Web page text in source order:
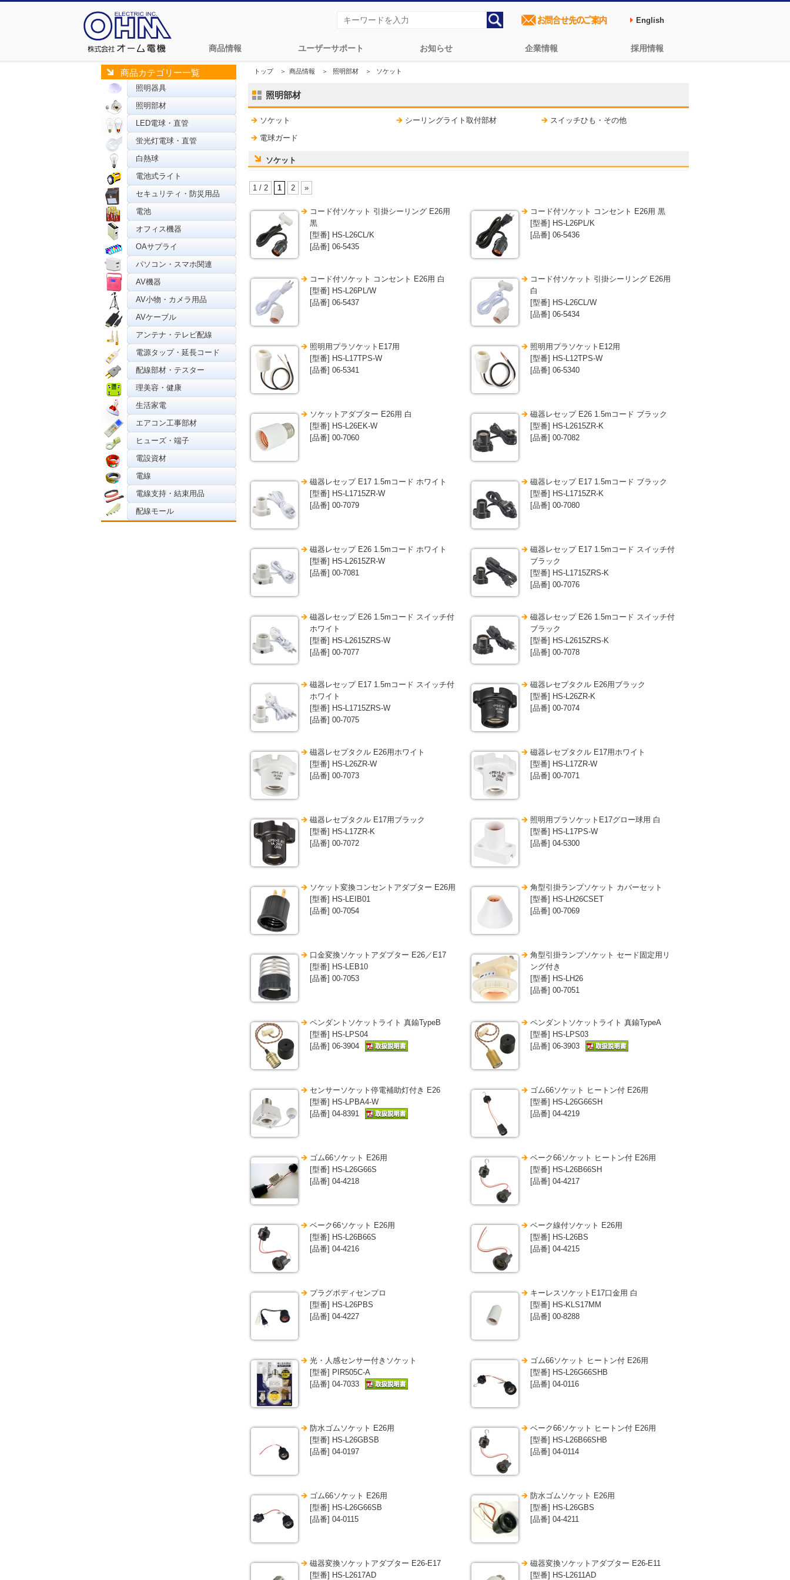
商品情報 ユーザーサポート お知らせ 企業情報 採用情報
English
商品カテゴリー一覧
照明器具
照明部材
LED電球・直管
蛍光灯電球・直管
白熱球
電池式ライト
セキュリティ・防災用品
電池
オフィス機器
OAサプライ
パソコン・スマホ関連
AV機器
AV小物・カメラ用品
AVケーブル
アンテナ・テレビ配線
電源タップ・延長コード
配線部材・テスター
理美容・健康
生活家電
エアコン工事部材
ヒューズ・端子
電設資材
電線
電線支持・結束用品
配線モール
トップ＞ 商品情報 ＞ 照明部材 ＞ ソケット
照明部材
ソケット シーリングライト取付部材
スイッチひも・その他
電球ガード
ソケット
1 / 2 1 2 »
コード付ソケット 引掛シーリング E26用
黒
[型番] HS-L26CL/K
[品番] 06-5435
コード付ソケット コンセント E26用 黒
[型番] HS-L26PL/K
[品番] 06-5436
コード付ソケット コンセント E26用 白
[型番] HS-L26PL/W
[品番] 06-5437
コード付ソケット 引掛シーリング E26用
白
[型番] HS-L26CL/W
[品番] 06-5434
照明用プラソケットE17用
[型番] HS-L17TPS-W
[品番] 06-5341
照明用プラソケットE12用
[型番] HS-L12TPS-W
[品番] 06-5340
ソケットアダプター E26用 白
[型番] HS-L26EK-W
[品番] 00-7060
磁器レセップ E26 1.5mコード ブラック
[型番] HS-L2615ZR-K
[品番] 00-7082
磁器レセップ E17 1.5mコード ホワイト
[型番] HS-L1715ZR-W
[品番] 00-7079
磁器レセップ E17 1.5mコード ブラック
[型番] HS-L1715ZR-K
[品番] 00-7080
磁器レセップ E26 1.5mコード ホワイト
[型番] HS-L2615ZR-W
[品番] 00-7081
磁器レセップ E17 1.5mコード スイッチ付
ブラック
[型番] HS-L1715ZRS-K
[品番] 00-7076
磁器レセップ E26 1.5mコード スイッチ付
ホワイト
[型番] HS-L2615ZRS-W
[品番] 00-7077
磁器レセップ E26 1.5mコード スイッチ付
ブラック
[型番] HS-L2615ZRS-K
[品番] 00-7078
磁器レセップ E17 1.5mコード スイッチ付
ホワイト
[型番] HS-L1715ZRS-W
[品番] 00-7075
磁器レセプタクル E26用ブラック
[型番] HS-L26ZR-K
[品番] 00-7074
磁器レセプタクル E26用ホワイト
[型番] HS-L26ZR-W
[品番] 00-7073
磁器レセプタクル E17用ホワイト
[型番] HS-L17ZR-W
[品番] 00-7071
磁器レセプタクル E17用ブラック
[型番] HS-L17ZR-K
[品番] 00-7072
照明用プラソケットE17グロー球用 白
[型番] HS-L17PS-W
[品番] 04-5300
ソケット変換コンセントアダプター E26用
[型番] HS-LEIB01
[品番] 00-7054
角型引掛ランプソケット カバーセット
[型番] HS-LH26CSET
[品番] 00-7069
口金変換ソケットアダプター E26／E17
[型番] HS-LEB10
[品番] 00-7053
角型引掛ランプソケット セード固定用リ
ング付き
[型番] HS-LH26
[品番] 00-7051
ペンダントソケットライト 真鍮TypeB
[型番] HS-LPS04
[品番] 06-3904
ペンダントソケットライト 真鍮TypeA
[型番] HS-LPS03
[品番] 06-3903
センサーソケット停電補助灯付き E26
[型番] HS-LPBA4-W
[品番] 04-8391
ゴム66ソケット ヒートン付 E26用
[型番] HS-L26G66SH
[品番] 04-4219
ゴム66ソケット E26用
[型番] HS-L26G66S
[品番] 04-4218
ベーク66ソケット ヒートン付 E26用
[型番] HS-L26B66SH
[品番] 04-4217
ベーク66ソケット E26用
[型番] HS-L26B66S
[品番] 04-4216
ベーク線付ソケット E26用
[型番] HS-L26BS
[品番] 04-4215
プラグボディセンプロ
[型番] HS-L26PBS
[品番] 04-4227
キーレスソケットE17口金用 白
[型番] HS-KLS17MM
[品番] 00-8288
光・人感センサー付きソケット
[型番] PIR505C-A
[品番] 04-7033
ゴム66ソケット ヒートン付 E26用
[型番] HS-L26G66SHB
[品番] 04-0116
防水ゴムソケット E26用
[型番] HS-L26GBSB
[品番] 04-0197
ベーク66ソケット ヒートン付 E26用
[型番] HS-L26B66SHB
[品番] 04-0114
ゴム66ソケット E26用
[型番] HS-L26G66SB
[品番] 04-0115
防水ゴムソケット E26用
[型番] HS-L26GBS
[品番] 04-4211
磁器変換ソケットアダプター E26-E17
[型番] HS-L2617AD
磁器変換ソケットアダプター E26-E11
[型番] HS-L2611AD